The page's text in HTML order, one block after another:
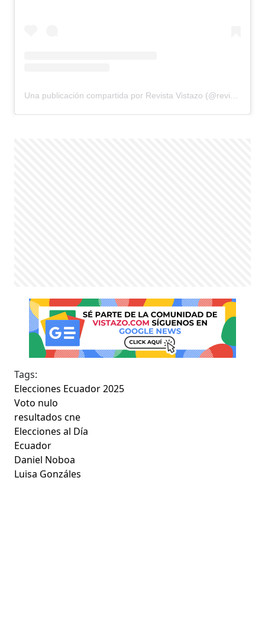
Tags:
Elecciones Ecuador 2025
Voto nulo
resultados cne
Elecciones al Día
Ecuador
Daniel Noboa
Luisa Gonzáles